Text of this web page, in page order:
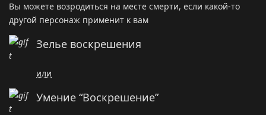
Вы можете возродиться на месте смерти, если какой-то
другой персонаж применит к вам
Зелье воскрешения
или
Умение “Воскрешение”